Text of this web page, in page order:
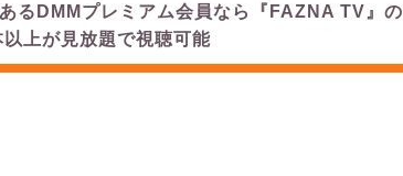
るDMMプレミアム会員なら『FAZNA TV』の
上が見放題で視聴可能